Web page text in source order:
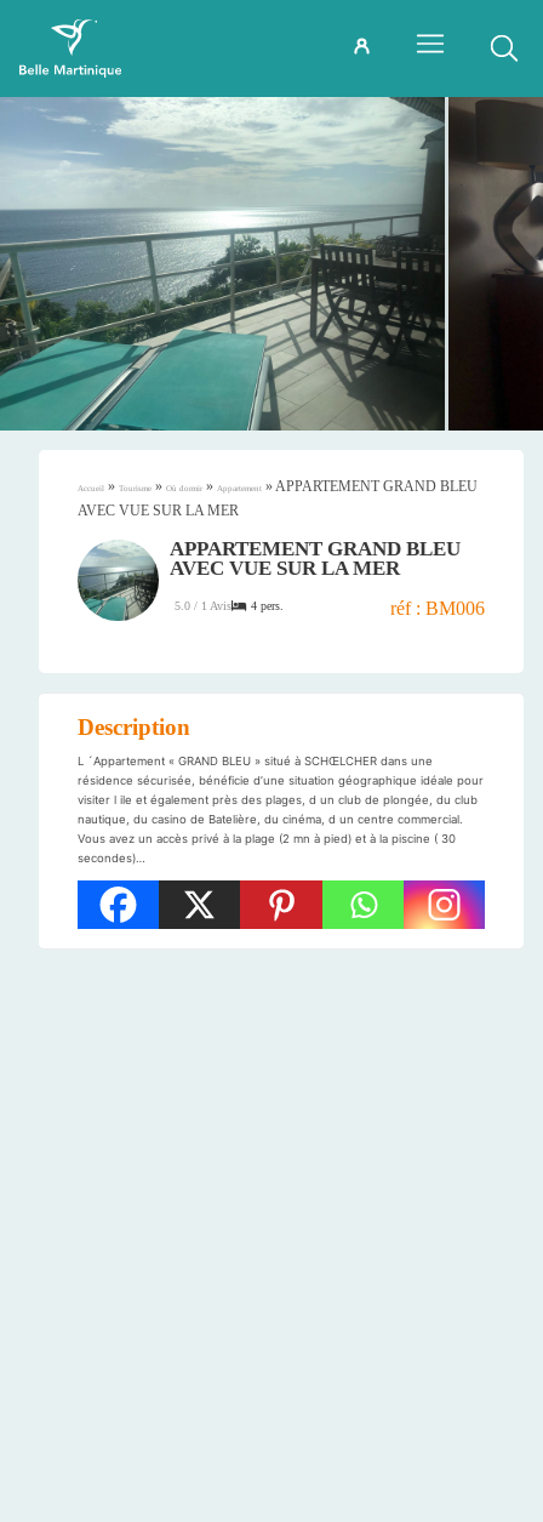
Accueil » Tourisme » Où dormir » Appartement »APPARTEMENT GRAND BLEU
AVEC VUE SUR LA MER
APPARTEMENT GRAND BLEU
AVEC VUE SUR LA MER
5.0 / 1 Avis 4 pers. réf : BM006
Description
L ´Appartement « GRAND BLEU » situé à SCHŒLCHER dans une
résidence sécurisée, bénéficie d’une situation géographique idéale pour
visiter l ile et également près des plages, d un club de plongée, du club
nautique, du casino de Batelière, du cinéma, d un centre commercial.
Vous avez un accès privé à la plage (2 mn à pied) et à la piscine ( 30
secondes)…